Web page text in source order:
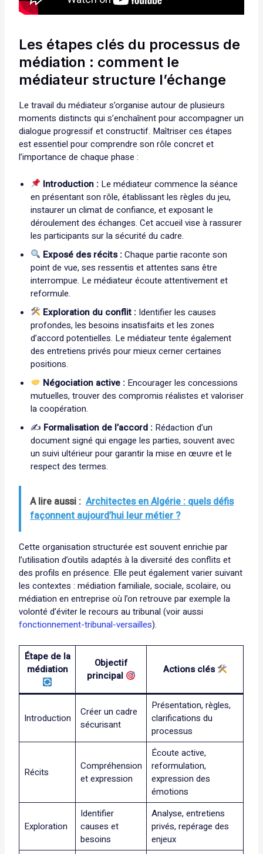
Les étapes clés du processus de
médiation : comment le
médiateur structure l’échange
Le travail du médiateur s’organise autour de plusieurs
moments distincts qui s’enchaînent pour accompagner un
dialogue progressif et constructif. Maîtriser ces étapes
est essentiel pour comprendre son rôle concret et
l’importance de chaque phase :
Introduction : Le médiateur commence la séance
en présentant son rôle, établissant les règles du jeu,
instaurer un climat de confiance, et exposant le
déroulement des échanges. Cet accueil vise à rassurer
les participants sur la sécurité du cadre.
Exposé des récits :Chaque partie raconte son
point de vue, ses ressentis et attentes sans être
interrompue. Le médiateur écoute attentivement et
reformule.
Exploration du conflit : Identifier les causes
profondes, les besoins insatisfaits et les zones
d’accord potentielles. Le médiateur tente également
des entretiens privés pour mieux cerner certaines
positions.
Négociation active : Encourager les concessions
mutuelles, trouver des compromis réalistes et valoriser
la coopération.
✍️ Formalisation de l’accord : Rédaction d’un
document signé qui engage les parties, souvent avec
un suivi ultérieur pour garantir la mise en œuvre et le
respect des termes.
A lire aussi : Architectes en Algérie : quels défis
façonnent aujourd’hui leur métier ?
Cette organisation structurée est souvent enrichie par
l’utilisation d’outils adaptés à la diversité des conflits et
des profils en présence. Elle peut également varier suivant
les contextes : médiation familiale, sociale, scolaire, ou
médiation en entreprise où l’on retrouve par exemple la
volonté d’éviter le recours au tribunal (voir aussi
fonctionnement-tribunal-versailles).
Étape de la
médiation
Objectif
principal
Actions clés
Introduction
Créer un cadre
sécurisant
Présentation, règles,
clarifications du
processus
Récits
Compréhension
et expression
Écoute active,
reformulation,
expression des
émotions
Exploration
Identifier
causes et
besoins
Analyse, entretiens
privés, repérage des
enjeux